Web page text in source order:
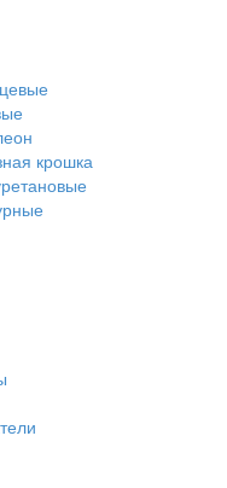
крошка